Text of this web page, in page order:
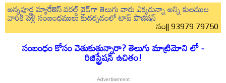
అన్నపూర్ణ మ్యారేజెస్ వరల్డ్ వైడ్‌గా తెలుగు వారు ఎక్కడున్నా అన్ని కులముల
వారికి పెళ్లి సంబంధములు కుదర్చడంలో టాప్ పొజిషన్
సం|| 93979 79750
సంబంధం కోసం వెతుకుతున్నారా? తెలుగు మాట్రిమోని లో -
రిజిస్ట్రేషన్ ఉచితం!